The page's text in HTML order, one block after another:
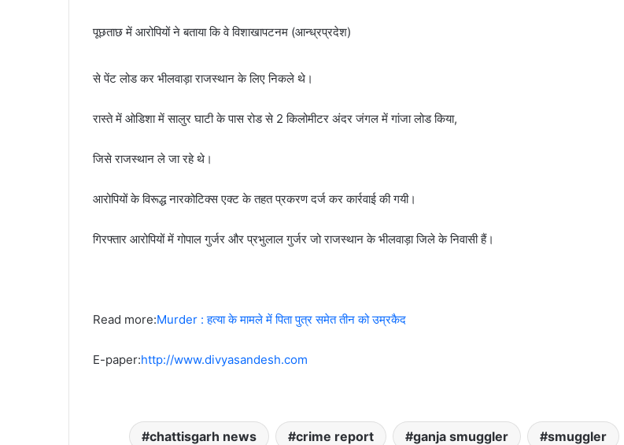
पूछताछ में आरोपियों ने बताया कि वे विशाखापटनम (आन्ध्रप्रदेश)
से पेंट लोड कर भीलवाड़ा राजस्थान के लिए निकले थे।
रास्ते में ओडिशा में सालुर घाटी के पास रोड से 2 किलोमीटर अंदर जंगल में गांजा लोड किया,
जिसे राजस्थान ले जा रहे थे।
आरोपियों के विरूद्ध नारकोटिक्स एक्ट के तहत प्रकरण दर्ज कर कार्रवाई की गयी।
गिरफ्तार आरोपियों में गोपाल गुर्जर और प्रभुलाल गुर्जर जो राजस्थान के भीलवाड़ा जिले के निवासी हैं।
Read more:Murder : हत्या के मामले में पिता पुत्र समेत तीन को उम्रकैद
E-paper:http://www.divyasandesh.com
chattisgarh news crime report ganja smuggler smuggler